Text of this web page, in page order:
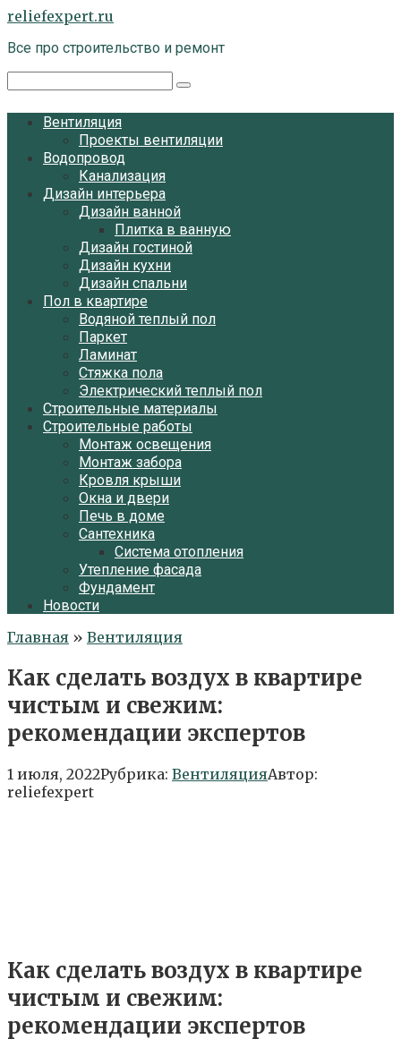
Перейти
контенту
reliefexpert.ru
Все про строительство и ремонт
Вентиляция
Проекты вентиляции
Водопровод
Канализация
Дизайн интерьера
Дизайн ванной
Плитка в ванную
Дизайн гостиной
Дизайн кухни
Дизайн спальни
Пол в квартире
Водяной теплый пол
Паркет
Ламинат
Стяжка пола
Электрический теплый пол
Строительные материалы
Строительные работы
Монтаж освещения
Монтаж забора
Кровля крыши
Окна и двери
Печь в доме
Сантехника
Система отопления
Утепление фасада
Фундамент
Новости
Главная » Вентиляция
Как сделать воздух в квартире
чистым и свежим:
рекомендации экспертов
1 июля, 2022Рубрика: ВентиляцияАвтор:
reliefexpert
Как сделать воздух в квартире
чистым и свежим:
рекомендации экспертов